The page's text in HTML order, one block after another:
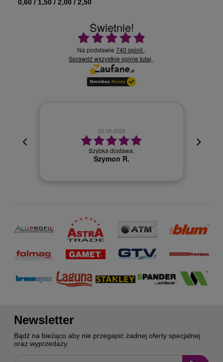
0,60 / 1,50 / 2,00 / 2,50
Świetnie!
Ocena średnia 4.9 na 5
Na podstawie 740 opinii .
Sprawdź wszystkie opinie tutaj .
02.08.2026
Szybka dostawa.
Szymon R.
Newsletter
Bądź na bieżąco aby nie przegapić żadnej oferty specjalnej
oraz wyprzedaży.